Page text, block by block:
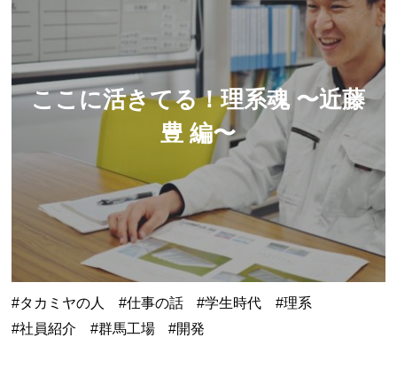
ここに活きてる！理系魂 〜近藤
豊 編〜
タカミヤの人 仕事の話 学生時代
理系
社員紹介
群馬工場 開発